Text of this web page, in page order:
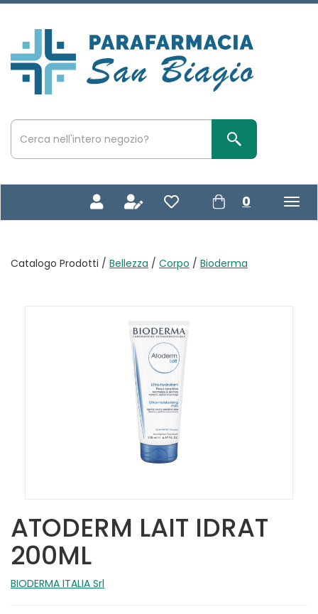
Passa
principale
San
Biagio
Cerca
Prodotto
Cerca Prodotto
0 prodotti
inseriti
Catalogo Prodotti / Bellezza / Corpo / Bioderma
ATODERM LAIT IDRAT
200ML
BIODERMA ITALIA Srl